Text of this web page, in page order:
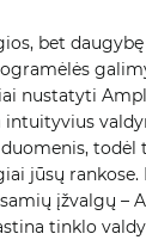
bet
nustatyti
intuityvius
todėl
jūsų
įžvalgų –
tinklo